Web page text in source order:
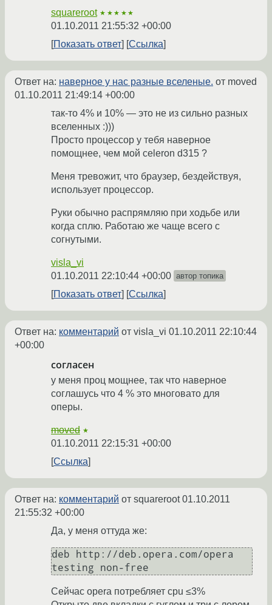
squareroot ★★★★★
01.10.2011 21:55:32 +00:00
Показать ответ
Ссылка
Ответ на: наверное у нас разные вселеные. от moved
01.10.2011 21:49:14 +00:00
так-то 4% и 10% — это не из сильно разных
вселенных :)))
Просто процессор у тебя наверное
помощнее, чем мой celeron d315 ?
Меня тревожит, что браузер, бездействуя,
использует процессор.
Руки обычно распрямляю при ходьбе или
когда сплю. Работаю же чаще всего с
согнутыми.
visla_vi
01.10.2011 22:10:44 +00:00 автор топика
Показать ответ Ссылка
Ответ на: комментарий от visla_vi 01.10.2011 22:10:44
+00:00
согласен
у меня проц мощнее, так что наверное
соглашусь что 4 % это многовато для
оперы.
moved ★
01.10.2011 22:15:31 +00:00
Ссылка
Ответ на: комментарий от squareroot01.10.2011
21:55:32 +00:00
Да, у меня оттуда же:
deb http://deb.opera.com/opera
testing non-free
Сейчас opera потребляет cpu ≤3%